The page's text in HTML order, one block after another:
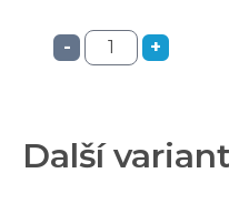
- +
Další